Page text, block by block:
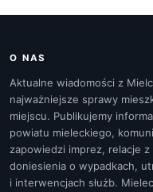
O NAS
Aktualne wiadomości z
najważniejsze sprawy
miejscu. Publikujemy
powiatu mieleckiego,
zapowiedzi imprez, relacje
doniesienia o wypadkach,
i interwencjach służb.